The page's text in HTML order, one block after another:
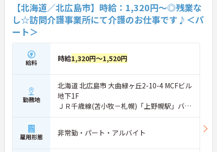
【北海道／北広島市】時給：1,320円～◎残業な
し☆訪問介護事業所にて介護のお仕事です♪＜パ
ート＞
給料 時給1,320円～1,520円
勤務地
北海道 北広島市 大曲緑ヶ丘2-10-4 MCFビル
地下1F
ＪＲ千歳線(苫小牧－札幌)「上野幌駅」バ
ス・車11分
雇用形態 非常勤・パート・アルバイト